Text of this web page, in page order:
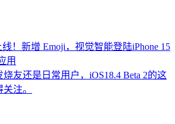
线！新增 Emoji，视觉智能登陆iPhone 15
用
友还是日常用户，iOS18.4 Beta 2的这
注。